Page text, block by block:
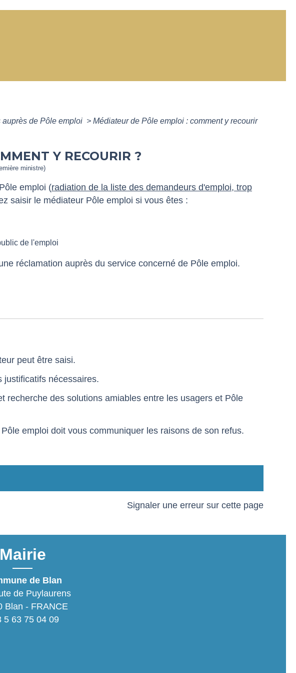
auprès de Pôle emploi > Médiateur de Pôle emploi : comment y recourir
Y RECOURIR ?
ministre)
emploi (radiation de la liste des demandeurs d'emploi, trop
saisir le médiateur Pôle emploi si vous êtes :
de l'emploi
réclamation auprès du service concerné de Pôle emploi.
peut être saisi.
justificatifs nécessaires.
recherche des solutions amiables entre les usagers et Pôle
emploi doit vous communiquer les raisons de son refus.
Signaler une erreur sur cette page
Mairie
de Blan
de Puylaurens
Blan - FRANCE
5 63 75 04 09